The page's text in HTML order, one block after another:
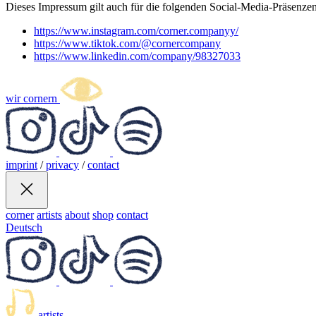
Dieses Impressum gilt auch für die folgenden Social-Media-
https://www.instagram.com/corner.companyy/
https://www.tiktok.com/@cornercompany
https://www.linkedin.com/company/98327033
wir cornern
imprint /privacy /contact
corner artists about shop contact
Deutsch